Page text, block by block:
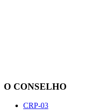
O CONSELHO
CRP-03